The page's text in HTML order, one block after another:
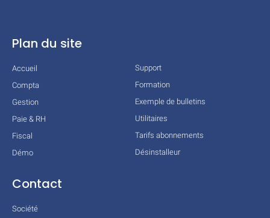
Plan du site
Accueil
Compta
Gestion
Paie & RH
Fiscal
Démo
Support
Formation
Exemple de bulletins
Utilitaires
Tarifs abonnements
Désinstalleur
Contact
Société